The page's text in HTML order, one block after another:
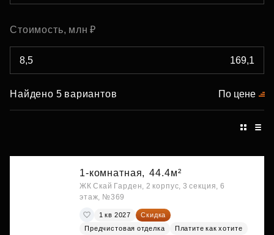
Стоимость, млн ₽
Найдено 5 вариантов По цене
1-комнатная, 44.4м²
ЖК Скай Гарден, 2 корпус, 3 секция, 6
этаж, №369
1 кв 2027
Скидка
Предчистовая отделка
Платите как хотите